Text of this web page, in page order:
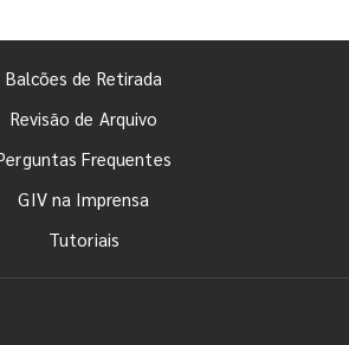
Balcões de Retirada
Revisão de Arquivo
Frequentes
GIV na Imprensa
Tutoriais